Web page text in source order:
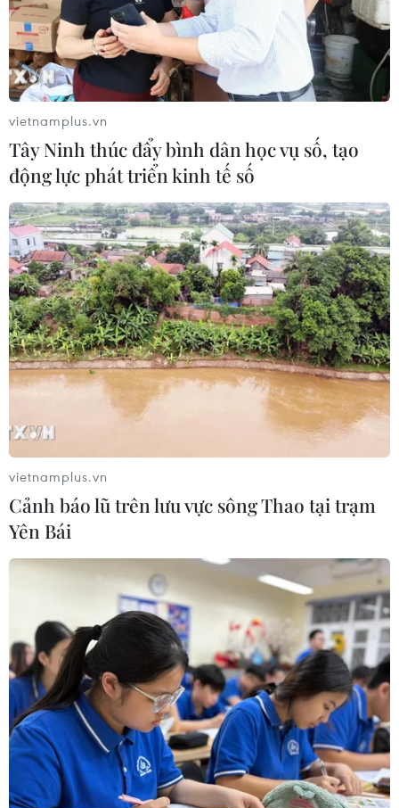
Nghi lễ Tết Xíp xí của người Thái
trắng là Di sản Văn hóa Phi vật thể Quốc
gia
17/08/2024 09:35
Ngày 17/8, Ủy ban Nhân dân huyện Quỳnh Nhai, tỉnh
Sơn La tổ chức Lễ đón Chứng nhận nghi lễ Tết Xíp xí
của người Thái trắng là Di sản Văn hóa Phi vật thể Quốc
Phở Nam Định trở thành Di
sản Văn hóa Phi vật thể Quốc gia
13/08/2024 14:14
vietnamplus.vn
Tây Ninh thúc đẩy bình dân học vụ số, tạo
động lực phát triển kinh tế số
vietnamplus.vn
Cảnh báo lũ trên lưu vực sông Thao tại trạm
Yên Bái